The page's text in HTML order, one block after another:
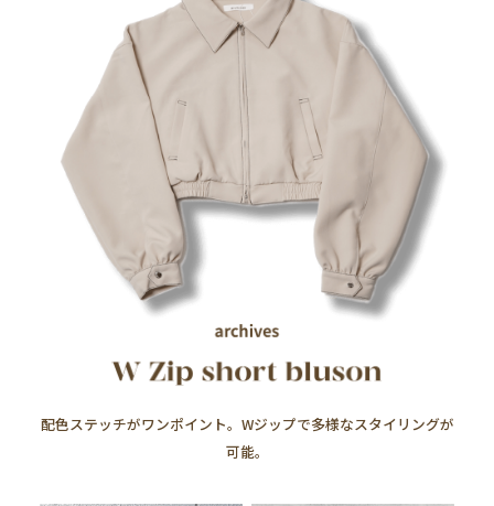
配色ステッチがワンポイント。Wジップで多様なスタイリングが
可能。